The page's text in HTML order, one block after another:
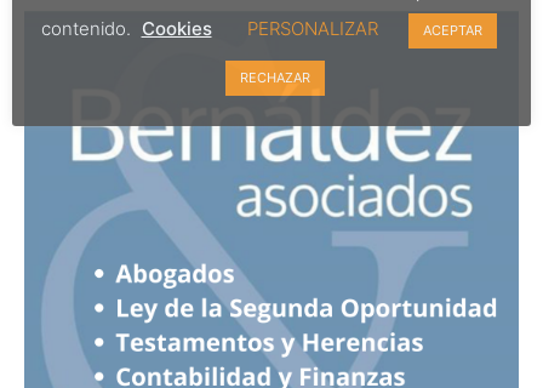
contenido. Cookies PERSONALIZAR ACEPTAR
RECHAZAR